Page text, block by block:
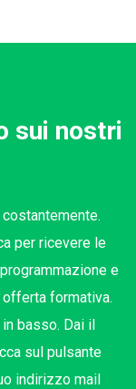
sui nostri
per ricevere le
e
formativa.
basso. Dai il
sul pulsante
indirizzo mail